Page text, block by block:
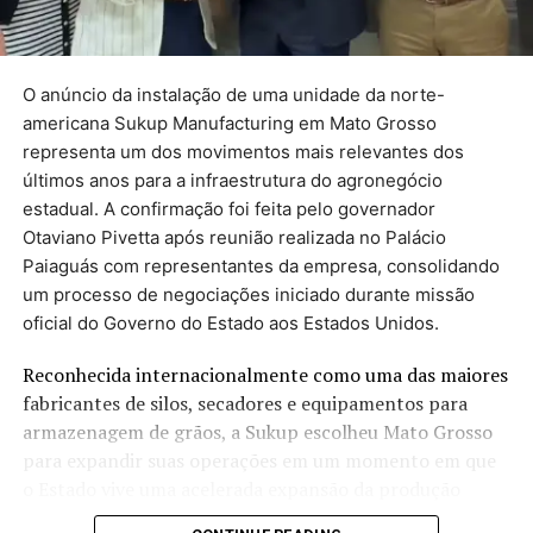
por jornalistas dog1de todo o Brasil desde 2015. As
equipes de checagem seguem uma metodologia própria
governantes. Veja os critérios. Quando o mandato
termina, em dezembro, o levantamento é atualizado.
Veja abaixo as promessas
separadas por temas:
Saúde
Segurança Pública
Administração
O anúncio da instalação de uma unidade da norte-
americana Sukup Manufacturing em Mato Grosso
representa um dos movimentos mais relevantes dos
últimos anos para a infraestrutura do agronegócio
estadual. A confirmação foi feita pelo governador
Otaviano Pivetta após reunião realizada no Palácio
Paiaguás com representantes da empresa, consolidando
um processo de negociações iniciado durante missão
oficial do Governo do Estado aos Estados Unidos.
Reconhecida internacionalmente como uma das maiores
fabricantes de silos, secadores e equipamentos para
armazenagem de grãos, a Sukup escolheu Mato Grosso
para expandir suas operações em um momento em que
agrícola e enfrenta um dos maiores desafios do setor: a